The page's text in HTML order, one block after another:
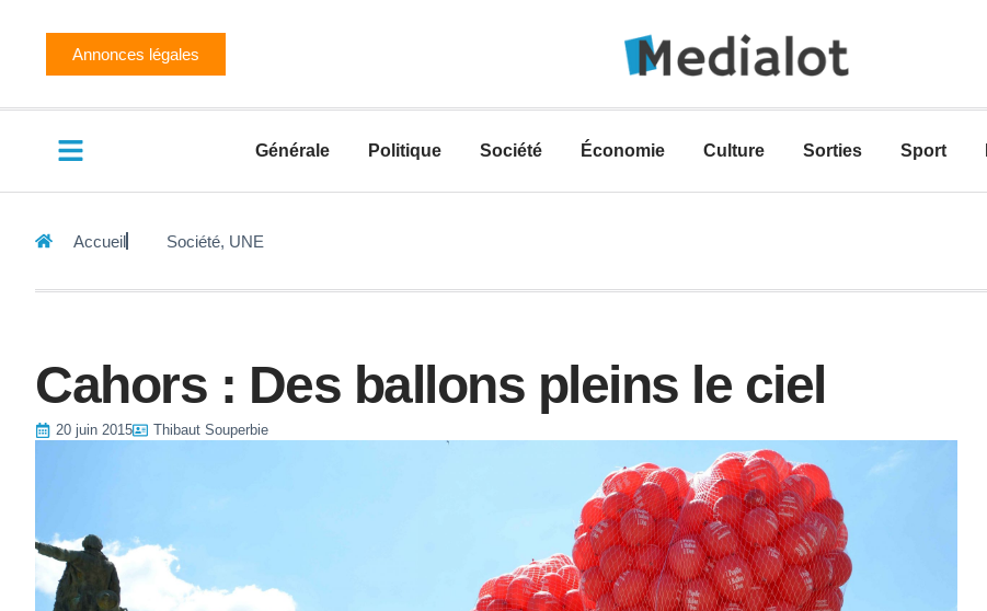
Annonces légales
Générale Politique Société Économie Culture Sorties Sport
Accueil Société, UNE
Cahors : Des ballons pleins le ciel
20 juin 2015 Thibaut Souperbie